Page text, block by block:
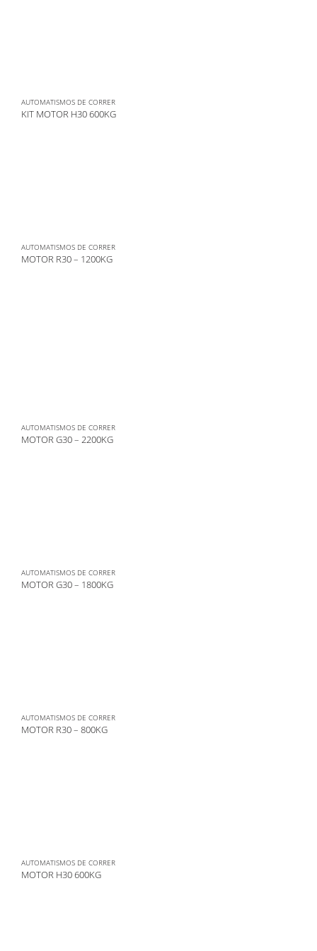
AUTOMATISMOS DE CORRER
KIT MOTOR H30 600KG
AUTOMATISMOS DE CORRER
MOTOR R30 – 1200KG
AUTOMATISMOS DE CORRER
MOTOR G30 – 2200KG
AUTOMATISMOS DE CORRER
MOTOR G30 – 1800KG
AUTOMATISMOS DE CORRER
MOTOR R30 – 800KG
AUTOMATISMOS DE CORRER
MOTOR H30 600KG